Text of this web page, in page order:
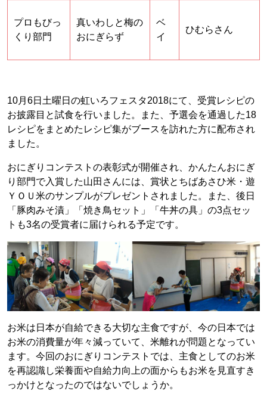
プロもびっ
くり部門
真いわしと梅の
おにぎらず
ベ
イ
ひむらさん
10月6日土曜日の虹いろフェスタ2018にて、受賞レシピの
お披露目と試食を行いました。また、予選会を通過した18
レシピをまとめたレシピ集がブースを訪れた方に配布され
ました。
おにぎりコンテストの表彰式が開催され、かんたんおにぎ
り部門で入賞した山田さんには、賞状とちばあさひ米・遊
ＹＯＵ米のサンプルがプレゼントされました。また、後日
「豚肉みそ漬」「焼き鳥セット」「牛丼の具」の3点セッ
トも3名の受賞者に届けられる予定です。
お米は日本が自給できる大切な主食ですが、今の日本では
お米の消費量が年々減っていて、米離れが問題となってい
ます。今回のおにぎりコンテストでは、主食としてのお米
を再認識し栄養面や自給力向上の面からもお米を見直すき
っかけとなったのではないでしょうか。